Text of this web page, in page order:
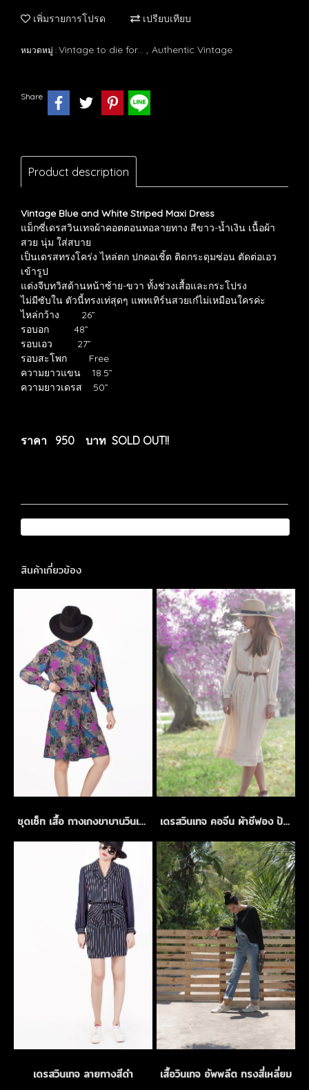
เพิ่มรายการโปรด เปรียบเทียบ
หมวดหมู่ : Vintage to die for... , Authentic Vintage
Share
Product description
Vintage Blue and White Striped Maxi Dress
แม็กซี่เดรสวินเทจผ้าคอตตอนทอลายทาง สีขาว-น้ำเงิน เนื้อผ้า
สวย นุ่ม ใส่สบาย
เป็นเดรสทรงโคร่ง ไหล่ตก ปกคอเชิ้ต ติดกระดุมซ่อน ตัดต่อเอว
เข้ารูป
แต่งจีบทวิสด้านหน้าซ้าย-ขวา ทั้งช่วงเสื้อและกระโปรง
ไม่มีซับใน ตัวนี้ทรงเท่สุดๆ แพทเทิร์นสวยเก๋ไม่เหมือนใครค่ะ
ไหล่กว้าง 26”
รอบอก 48”
รอบเอว 27”
รอบสะโพก Free
ความยาวแขน 18.5”
ความยาวเดรส 50”
ราคา 950 บาท SOLD OUT!!
สินค้าเกี่ยวข้อง
ชุดเซ็ท เสื้อ กางเกงขาบานวินเทจ เดรสวินเทจ คอจีน ผ้าชีฟอง ปักลายฉลุสีครีม
เดรสวินเทจ ลายทางสีดำ เสื้อวินเทจ อัพพลีต ทรงสี่เหลี่ยม